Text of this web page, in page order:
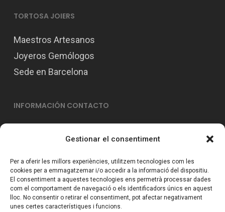
Gestionar el consentiment
Per a oferir les millors experiències, utilitzem tecnologies com les
cookies per a emmagatzemar i/o accedir a la informació del dispositiu.
El consentiment a aquestes tecnologies ens permetrà processar dades
com el comportament de navegació o els identificadors únics en aquest
lloc. No consentir o retirar el consentiment, pot afectar negativament
unes certes característiques i funcions.
TORTOSA JOIERS
Maestros Artesanos
Joyeros Gemólogos
Sede en Barcelona
INFORMACIÓN CONTACTO
680 93 13 21
CONDICIONS GENERALS